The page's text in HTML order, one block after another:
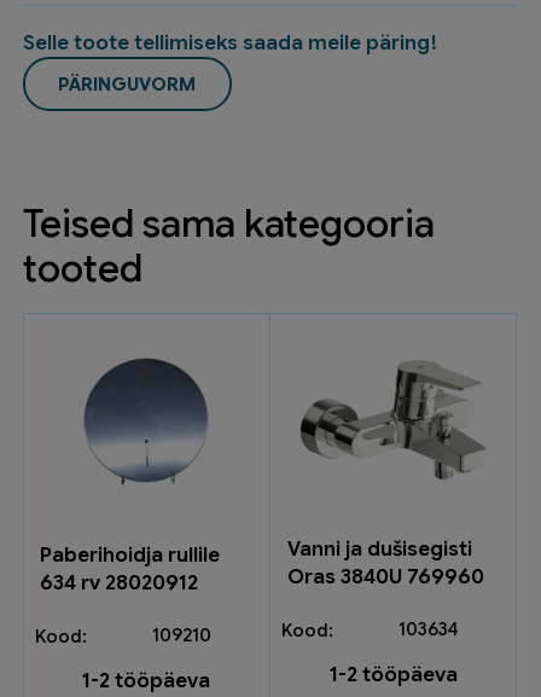
Selle toote tellimiseks saada meile päring!
PÄRINGUVORM
Teised sama kategooria
tooted
Paberihoidja rullile
634 rv 28020912
109210
1-2 tööpäeva
Vanni ja dušisegisti
Oras 3840U 769960
103634
1-2 tööpäeva